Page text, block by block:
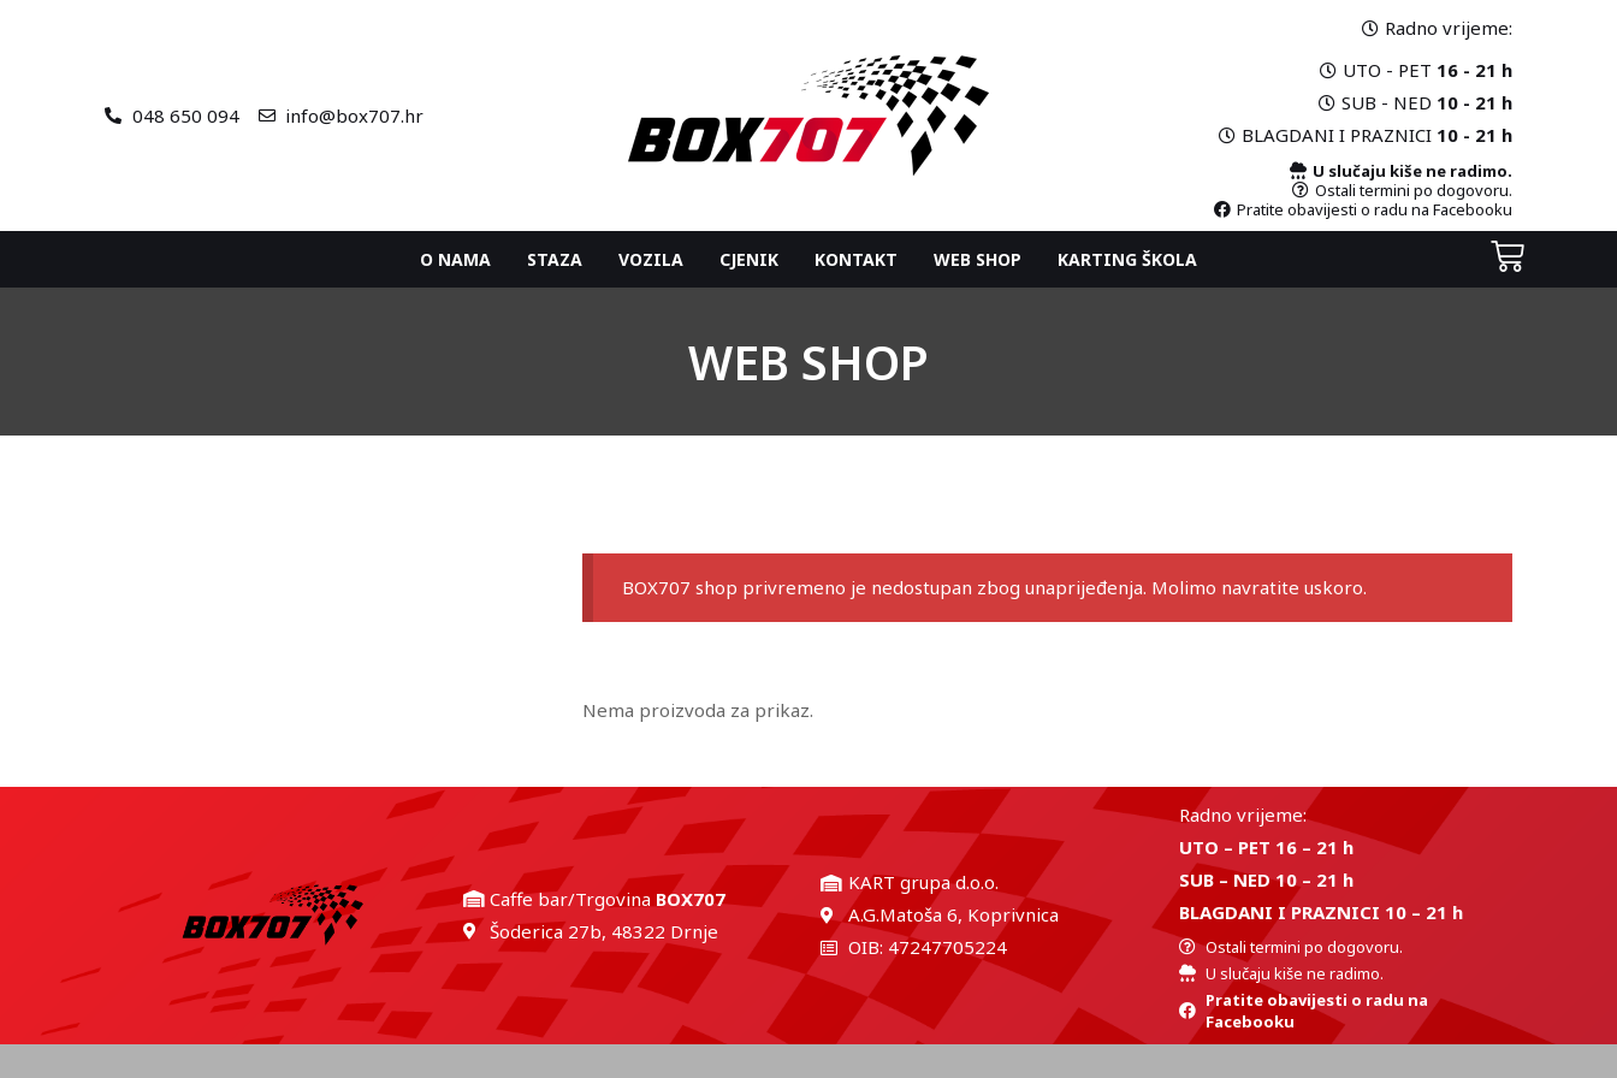
048 650 094 info@box707.hr
Radno vrijeme:
UTO - PET 16 - 21 h
SUB - NED 10 - 21 h
BLAGDANI I PRAZNICI 10 - 21 h
U slučaju kiše ne radimo.
Ostali termini po dogovoru.
Pratite obavijesti o radu na Facebooku
O NAMA STAZA VOZILA CJENIK KONTAKT WEB SHOP KARTING ŠKOLA
WEB SHOP
BOX707 shop privremeno je nedostupan zbog unaprijeđenja. Molimo navratite uskoro.
Nema proizvoda za prikaz.
Caffe bar/Trgovina BOX707
Šoderica 27b, 48322 Drnje
KART grupa d.o.o.
A.G.Matoša 6, Koprivnica
OIB: 47247705224
Radno vrijeme:
UTO – PET 16 – 21 h
SUB – NED 10 – 21 h
BLAGDANI I PRAZNICI 10 – 21 h
Ostali termini po dogovoru.
U slučaju kiše ne radimo.
Pratite obavijesti o radu na
Facebooku